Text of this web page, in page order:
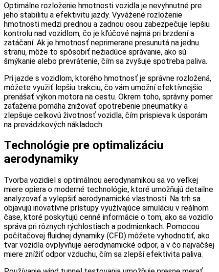
Optimálne rozloženie hmotnosti vozidla je nevyhnutné pre
jeho stabilitu a efektivitu jazdy. Vyvážené rozloženie
hmotnosti medzi prednou a zadnou osou zabezpečuje lepšiu
kontrolu nad vozidlom, čo je kľúčové najmä pri brzdení a
zatáčaní. Ak je hmotnosť neprimerane presunutá na jednu
stranu, môže to spôsobiť nežiadúce správanie, ako sú
šmýkanie alebo prevrátenie, čím sa zvyšuje spotreba paliva.
Pri jazde s vozidlom, ktorého hmotnosť je správne rozložená,
môžete využiť lepšiu trakciu, čo vám umožní efektívnejšie
prenášať výkon motora na cestu. Okrem toho, správny pomer
zaťaženia pomáha znižovať opotrebenie pneumatiky a
zlepšuje celkovú životnosť vozidla, čím prispieva k úsporám
na prevádzkových nákladoch.
Technológie pre optimalizáciu
aerodynamiky
Tvorba vozidiel s optimálnou aerodynamikou sa vo veľkej
miere opiera o moderné technológie, ktoré umožňujú detailne
analyzovať a vylepšiť aerodynamické vlastnosti. Na trh sa
objavujú inovatívne prístupy využívajúce simuláciu v reálnom
čase, ktoré poskytujú cenné informácie o tom, ako sa vozidlo
správa pri rôznych rýchlostiach a podmienkach. Pomocou
počítačovej fluidnej dynamiky (CFD) môžete vyhodnotiť, ako
tvar vozidla ovplyvňuje aerodynamické odpor, a v čo najväčšej
miere znížiť odpor vzduchu, čím sa zlepší efektivita paliva.